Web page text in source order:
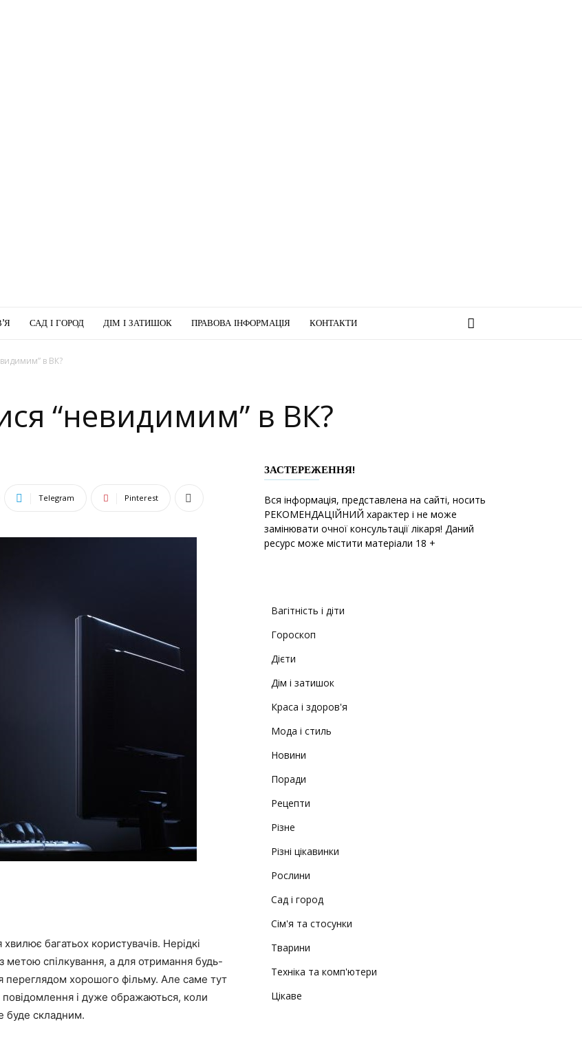
САД І ГОРОД ДІМ І ЗАТИШОК ПРАВОВА ІНФОРМАЦІЯ КОНТАКТИ
в ВК?
“невидимим” в ВК?
Telegram Pinterest
багатьох користувачів. Нерідкі
спілкування, а для отримання будь-
переглядом хорошого фільму. Але саме тут
повідомлення і дуже ображаються, коли
буде складним.
ЗАСТЕРЕЖЕННЯ!
Вся інформація, представлена на сайті, носить
РЕКОМЕНДАЦІЙНИЙ характер і не може
замінювати очної консультації лікаря! Даний
ресурс може містити матеріали 18 +
Вагітність і діти
Гороскоп
Дієти
Дім і затишок
Краса і здоров'я
Мода і стиль
Новини
Поради
Рецепти
Різне
Різні цікавинки
Рослини
Сад і город
Сім'я та стосунки
Тварини
Техніка та комп'ютери
Цікаве